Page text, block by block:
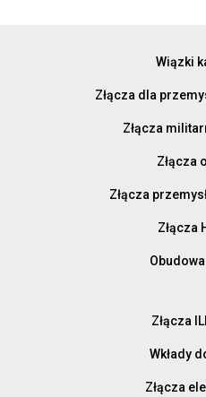
Wiązki
Złącza dla
Złącza
Złącza
Złącza
Złącza
Złącza
Wkłady
Złącza